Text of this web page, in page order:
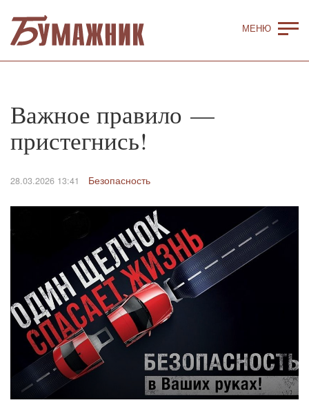
Важное правило —
пристегнись!
28.03.2026 13:41 Безопасность